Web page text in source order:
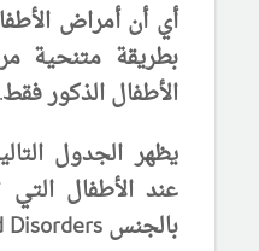
أي أن أمراض
بطريقة متنحية
الأطفال الذكور فقط.
يظهر الجدول التالي
عند الأطفال
بالجنس